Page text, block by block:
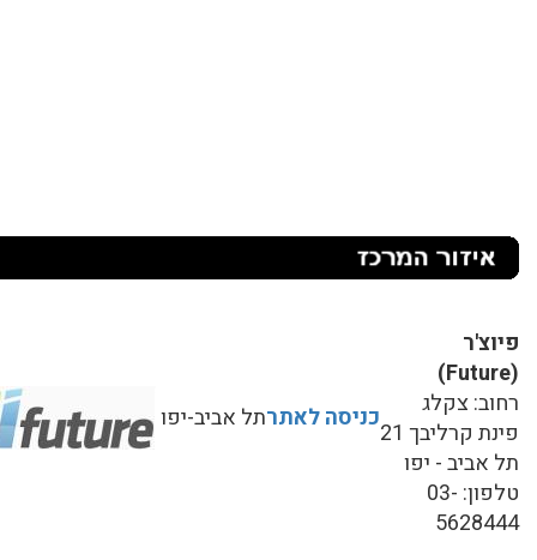
פיוצ'ר
(Future)
רחוב: צקלג
פינת קרליבך 21
תל אביב - יפו
טלפון: 03-
5628444
כניסה לאתרתל אביב-יפו